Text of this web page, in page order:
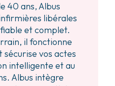
40 ans, Albus
libérales
et complet.
il fonctionne
sécurise vos actes
intelligente et au
Albus intègre